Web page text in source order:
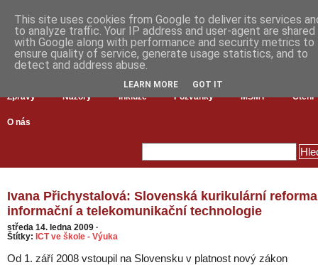
Zprávy Názory Inkluze Pozvánky MŠMT Čtení
O nás
Ivana Přichystalová: Slovenská kurikulární
informační a telekomunikační technologie
středa 14. ledna 2009 ·
Štítky: ICT ve škole - Výuka
Od 1. září 2008 vstoupil na Slovensku v platnost nový zákon
This site uses cookies from Google to deliver its services
to analyze traffic. Your IP address and user-agent are shared
with Google along with performance and security metrics to
ensure quality of service, generate usage statistics, and to
detect and address abuse.
LEARN MORE GOT IT